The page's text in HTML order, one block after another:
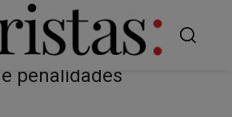
penalidades